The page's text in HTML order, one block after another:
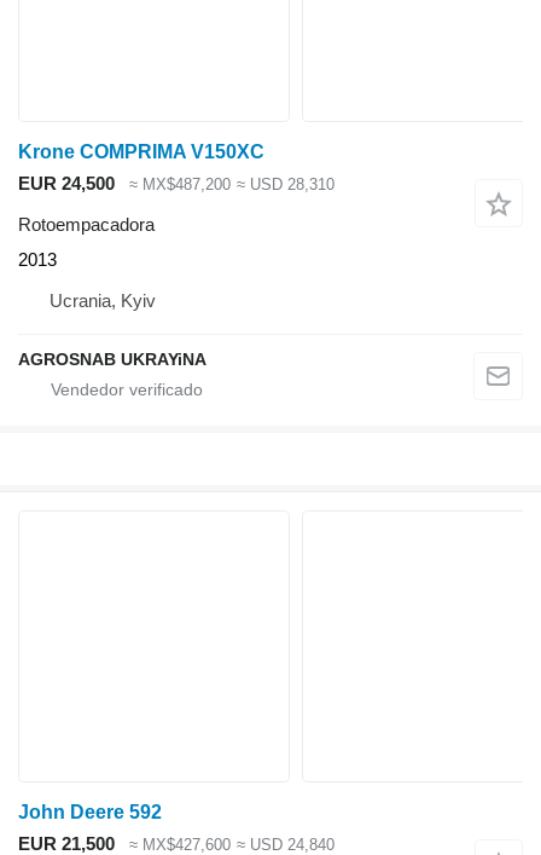
Krone COMPRIMA V150XC
EUR 24,500
≈ MX$487,200 ≈ USD 28,310
Rotoempacadora
2013
Ucrania, Kyiv
AGROSNAB UKRAYiNA
John Deere 592
EUR 21,500
≈ MX$427,600 ≈ USD 24,840